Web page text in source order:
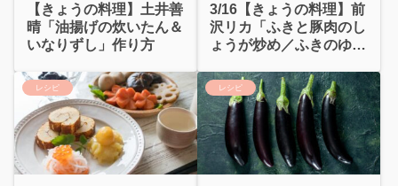
【きょうの料理】土井善
晴「油揚げの炊いたん＆
いなりずし」作り方
3/16【きょうの料理】前
沢リカ「ふきと豚肉のし
ょうが炒め／ふきのゆで
レシピ レシピ